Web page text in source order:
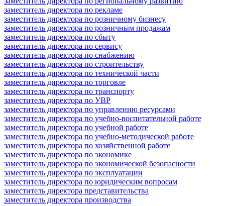
заместитель директора по рекламе
заместитель директора по розничному бизнесу
заместитель директора по розничным продажам
заместитель директора по сбыту
заместитель директора по сервису
заместитель директора по снабжению
заместитель директора по строительству
заместитель директора по технической части
заместитель директора по торговле
заместитель директора по транспорту
заместитель директора по УВР
заместитель директора по управлению ресурсами
заместитель директора по учебно-воспитательной работе
заместитель директора по учебной работе
заместитель директора по учебно-методической работе
заместитель директора по хозяйственной работе
заместитель директора по экономике
заместитель директора по экономической безопасности
заместитель директора по эксплуатации
заместитель директора по юридическим вопросам
заместитель директора представительства
заместитель директора производства